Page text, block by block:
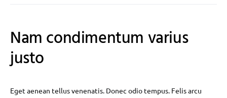
Nam condimentum varius
justo
Eget aenean tellus venenatis. Donec odio tempus. Felis arcu